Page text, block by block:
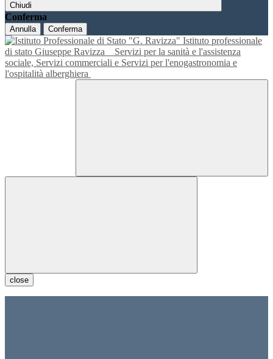
Chiudi
Conferma
Annulla Conferma
Istituto professionale
di stato Giuseppe Ravizza
Servizi per la sanità e l'assistenza
sociale, Servizi commerciali e Servizi per l'enogastronomia e
l'ospitalità alberghiera
close